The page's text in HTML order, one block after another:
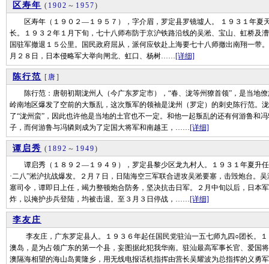
区寿年 ( 1902 ～ 1957)
区寿年（１９０２—１９５７），字介眉，罗定县罗镜墟人。 １９３１年夏
长。１９３２年１月下旬，七十八师布防于京沪铁路沿线的吴淞、宝山、虹桥及
国驻军撤退１５公里。国民政府屈从，派何应钦赴上海要七十八师撤出南翔一带
月２８日，日本侵略军大举向闸北、虹口、杨树……[详细]
陈行范 [ 唐]
陈行范：唐朝初期泷州人（今广东罗定市），“春、泷等州獠首领”，是当地
岭南地区爆发了空前的大叛乱，这次叛军的领袖是泷州（罗定）的刺史陈行范。
了“泷州蛮”，因此也许他是当地的土官也不一定。和他一起叛乱的还有何游鲁和
子，而何游鲁与冯辚则成为了定国大将军和南越王，……[详细]
谭启秀 ( 1892 ～ 1949)
谭启秀（１８９２—１９４９），罗定县黎少区龙九村人。１９３１年夏升任
·二八”淞沪抗战爆发。２月７日，日陆海空三军联合进攻吴淞要塞，击毁炮台。
塞司令，谭即日上任，竭力整顿炮合防务，坚决抗击日军。２月中旬以后，日本
炸，以掩护步兵登陆，均被击退。至３月３日停战，……[详细]
李友庄
李友庄，广东罗定县人。１９３６年起任国民党驻汕一五七师九四○团长。１
澳岛，是为占领广东的第一个县，妄图据此犯我华南。驻汕最高军事长官、爱国
澳隔海相望的海山岛黄隆乡，用无线电报话机指挥由营长吴耀波为总指挥的义勇